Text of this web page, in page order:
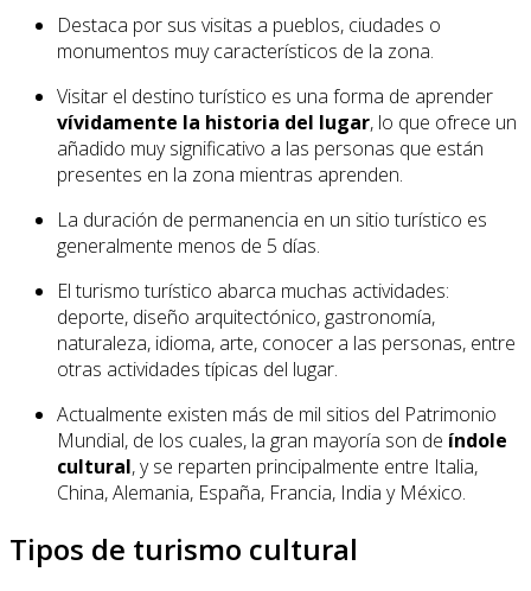
Destaca por sus visitas a pueblos, ciudades o
monumentos muy característicos de la zona.
Visitar el destino turístico es una forma de aprender
vívidamente la historia del lugar, lo que ofrece un
añadido muy significativo a las personas que están
presentes en la zona mientras aprenden.
La duración de permanencia en un sitio turístico es
generalmente menos de 5 días.
El turismo turístico abarca muchas actividades:
deporte, diseño arquitectónico, gastronomía,
naturaleza, idioma, arte, conocer a las personas, entre
otras actividades típicas del lugar.
Actualmente existen más de mil sitios del Patrimonio
Mundial, de los cuales, la gran mayoría son de índole
cultural, y se reparten principalmente entre Italia,
China, Alemania, España, Francia, India y México.
Tipos de turismo cultural